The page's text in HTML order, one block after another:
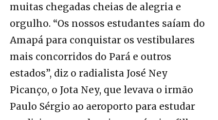
muitas chegadas cheias de alegria e
orgulho. “Os nossos estudantes saíam do
Amapá para conquistar os vestibulares
mais concorridos do Pará e outros
estados”, diz o radialista José Ney
Picanço, o Jota Ney, que levava o irmão
Paulo Sérgio ao aeroporto para estudar